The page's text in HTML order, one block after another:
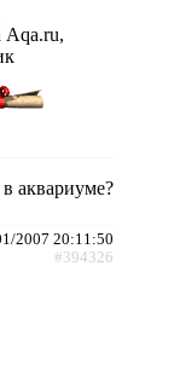
аквариуме?
2007 20:11:50
#394326